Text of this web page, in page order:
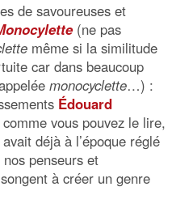
de savoureuses et
(ne pas
même si la similitude
car dans beaucoup
monocyclette…) :
Édouard
vous pouvez le lire,
déjà à l’époque réglé
penseurs et
à créer un genre